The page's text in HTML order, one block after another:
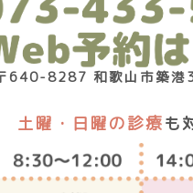
640-8287 和歌山市築
土曜・日曜の診療も